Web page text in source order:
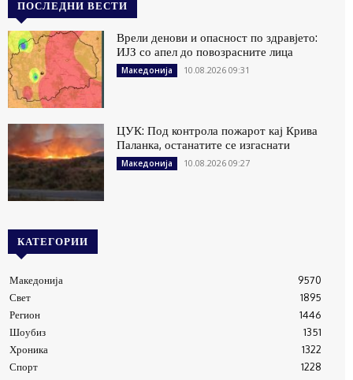
ПОСЛЕДНИ ВЕСТИ
Врели денови и опасност по здравјето:
ИЈЗ со апел до повозрасните лица
Македонија 10.08.2026 09:31
ЦУК: Под контрола пожарот кај Крива
Паланка, останатите се изгаснати
Македонија 10.08.2026 09:27
КАТЕГОРИИ
Македонија
9570
Свет
1895
Регион
1446
Шоубиз
1351
Хроника
1322
Спорт
1228